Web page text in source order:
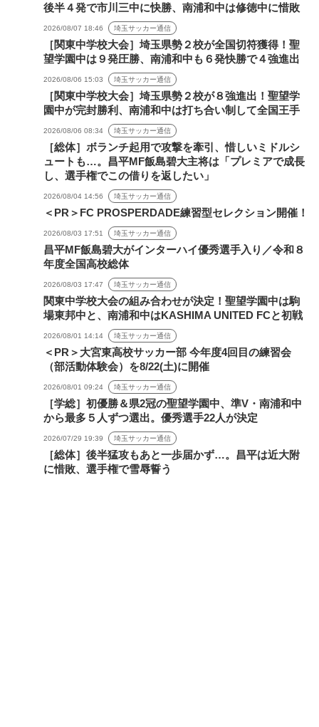
後半４発で市川三中に快勝、南浦和中は修徳中に惜敗
2026/08/07 18:46 埼玉サッカー通信
［関東中学校大会］埼玉県勢２校が全国切符獲得！聖
望学園中は９発圧勝、南浦和中も６発快勝で４強進出
2026/08/06 15:03 埼玉サッカー通信
［関東中学校大会］埼玉県勢２校が８強進出！聖望学
園中が完封勝利、南浦和中は打ち合い制して全国王手
2026/08/06 08:34 埼玉サッカー通信
［総体］ボランチ起用で攻撃を牽引、惜しいミドルシ
ュートも…。昌平MF飯島碧大主将は「プレミアで成長
し、選手権でこの借りを返したい」
2026/08/04 14:56 埼玉サッカー通信
＜PR＞FC PROSPERDADE練習型セレクション開催！
2026/08/03 17:51 埼玉サッカー通信
昌平MF飯島碧大がインターハイ優秀選手入り／令和８
年度全国高校総体
2026/08/03 17:47 埼玉サッカー通信
関東中学校大会の組み合わせが決定！聖望学園中は駒
場東邦中と、南浦和中はKASHIMA UNITED FCと初戦
2026/08/01 14:14 埼玉サッカー通信
＜PR＞大宮東高校サッカー部 今年度4回目の練習会
（部活動体験会）を8/22(土)に開催
2026/08/01 09:24 埼玉サッカー通信
［学総］初優勝＆県2冠の聖望学園中、準V・南浦和中
から最多５人ずつ選出。優秀選手22人が決定
2026/07/29 19:39 埼玉サッカー通信
［総体］後半猛攻もあと一歩届かず…。昌平は近大附
に惜敗、選手権で雪辱誓う